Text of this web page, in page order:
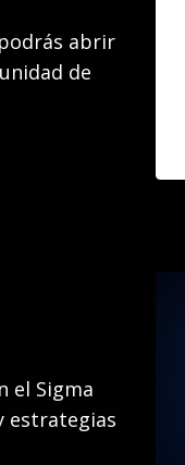
abrir
de
el Sigma
estrategias